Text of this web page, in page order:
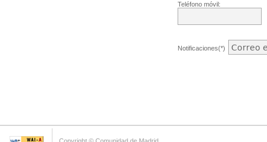
Teléfono móvil:
Notificaciones(*)